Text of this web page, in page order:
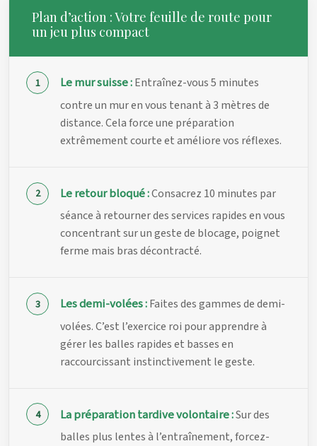
Plan d’action : Votre feuille de route pour
un jeu plus compact
Le mur suisse :Entraînez-vous 5 minutes
contre un mur en vous tenant à 3 mètres de
distance. Cela force une préparation
extrêmement courte et améliore vos réflexes.
Le retour bloqué :Consacrez 10 minutes par
séance à retourner des services rapides en vous
concentrant sur un geste de blocage, poignet
ferme mais bras décontracté.
Les demi-volées :Faites des gammes de demi-
volées. C’est l’exercice roi pour apprendre à
gérer les balles rapides et basses en
raccourcissant instinctivement le geste.
La préparation tardive volontaire :Sur des
balles plus lentes à l’entraînement, forcez-